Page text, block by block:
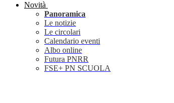
Novità
Panoramica
Le notizie
Le circolari
Calendario eventi
Albo online
Futura PNRR
FSE+ PN SCUOLA